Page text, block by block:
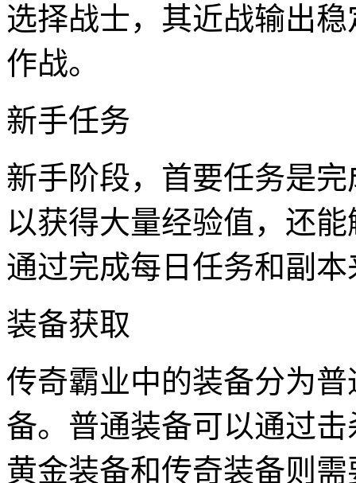
选择战士，其近战输出
作战。
新手任务
新手阶段，首要任务是
以获得大量经验值，还
通过完成每日任务和副
装备获取
传奇霸业中的装备分为
备。普通装备可以通过
黄金装备和传奇装备则